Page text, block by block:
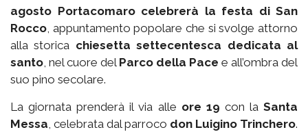
agosto Portacomaro celebrerà la festa di San
Rocco, appuntamento popolare che si svolge attorno
alla storica chiesetta settecentesca dedicata al
santo, nel cuore del Parco della Pace e all’ombra del
suo pino secolare.
La giornata prenderà il via alle ore 19 con laSanta
Messa, celebrata dal parroco don Luigino Trinchero.